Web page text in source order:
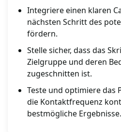
Integriere einen klaren
nächsten Schritt des
fördern.
Stelle sicher, dass das
Zielgruppe und deren
zugeschnitten ist.
Teste und optimiere das
die Kontaktfrequenz
bestmögliche Ergebnisse.